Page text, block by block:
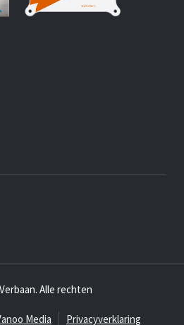
Alle rechten
Media Privacyverklaring